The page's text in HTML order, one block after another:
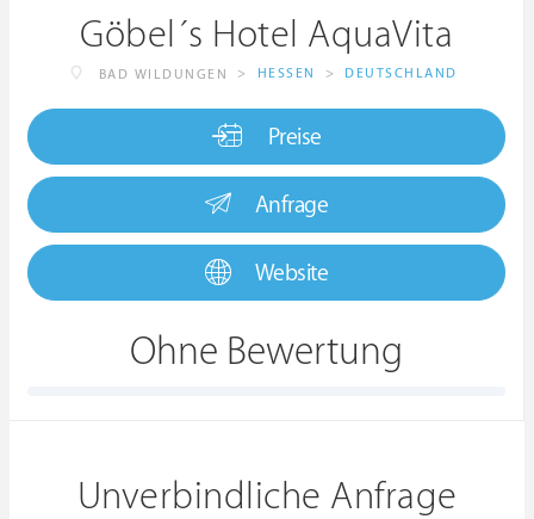
Göbel´s Hotel AquaVita
BAD WILDUNGEN > HESSEN > DEUTSCHLAND
Preise
Anfrage
Website
Ohne Bewertung
Unverbindliche Anfrage